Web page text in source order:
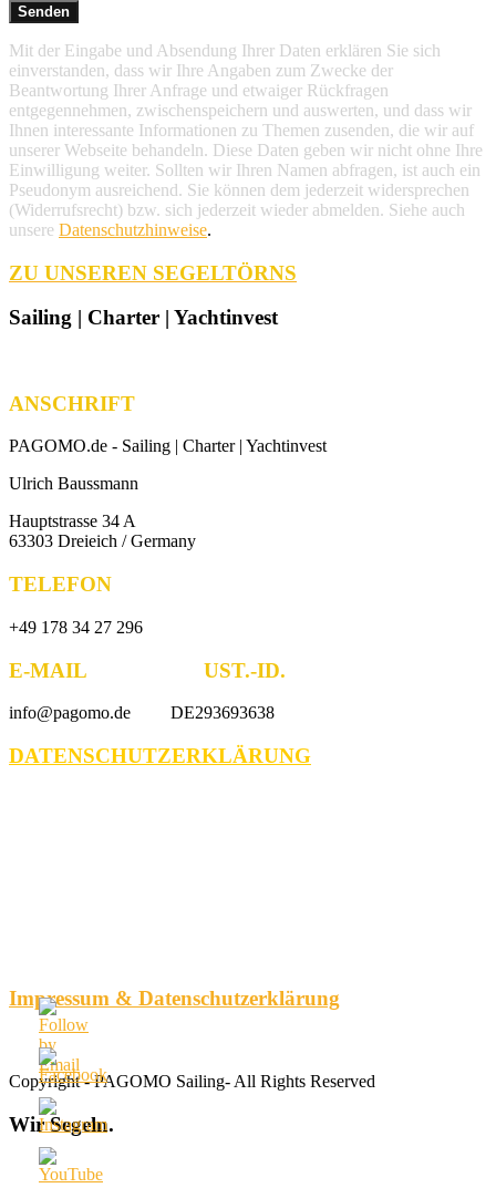
Mit der Eingabe und Absendung Ihrer Daten erklären Sie sich
einverstanden, dass wir Ihre Angaben zum Zwecke der
Beantwortung Ihrer Anfrage und etwaiger Rückfragen
entgegennehmen, zwischenspeichern und auswerten, und dass wir
Ihnen interessante Informationen zu Themen zusenden, die wir auf
unserer Webseite behandeln. Diese Daten geben wir nicht ohne Ihre
Einwilligung weiter. Sollten wir Ihren Namen abfragen, ist auch ein
Pseudonym ausreichend. Sie können dem jederzeit widersprechen
(Widerrufsrecht) bzw. sich jederzeit wieder abmelden. Siehe auch
unsere Datenschutzhinweise.
ZU UNSEREN SEGELTÖRNS
Sailing | Charter | Yachtinvest
ANSCHRIFT
PAGOMO.de - Sailing | Charter | Yachtinvest
Ulrich Baussmann
Hauptstrasse 34 A
63303 Dreieich / Germany
TELEFON
+49 178 34 27 296
E-MAIL UST.-ID.
info@pagomo.de DE293693638
DATENSCHUTZERKLÄRUNG
Impressum & Datenschutzerklärung
Copyright - PAGOMO Sailing- All Rights Reserved
WirSegeln.